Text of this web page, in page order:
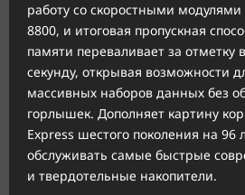
работу со скоростными модулями
8800, и итоговая пропускная
памяти переваливает за отметку
секунду, открывая возможности
массивных наборов данных без
горлышек. Дополняет картину
Express шестого поколения на 96
обслуживать самые быстрые
и твердотельные накопители.